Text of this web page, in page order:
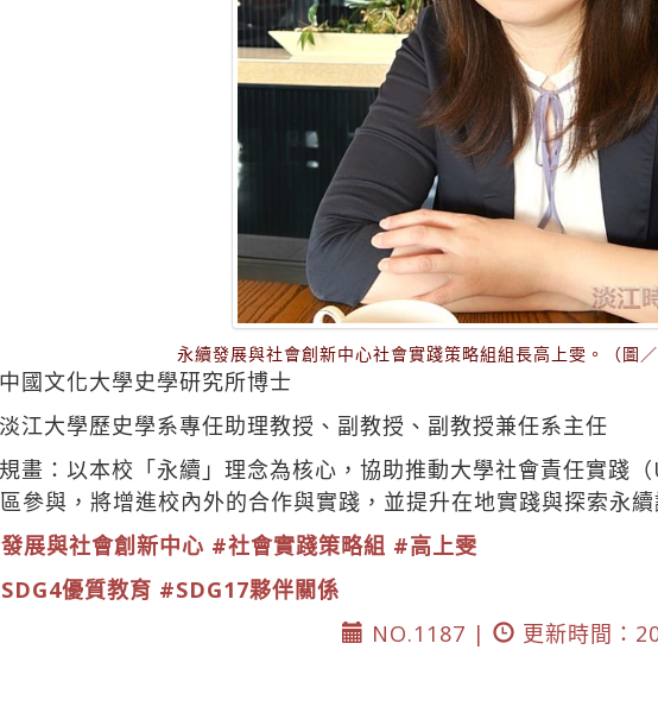
永續發展與社會創新中心社會實踐策略組組長高上雯。（圖／
國文化大學史學研究所博士
江大學歷史學系專任助理教授、副教授、副教授兼任系主任
畫：以本校「永續」理念為核心，協助推動大學社會責任實踐
參與，將增進校內外的合作與實踐，並提升在地實踐與探索永
展與社會創新中心 #社會實踐策略組 #高上雯
優質教育 #SDG17夥伴關係
NO.1187 |
更新時間：